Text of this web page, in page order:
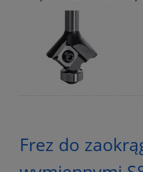
Frez do